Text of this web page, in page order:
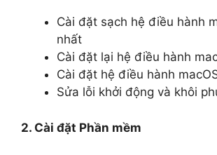
Cài đặt sạch hệ điều hành
nhất
Cài đặt lại hệ điều hành
Cài đặt hệ điều hành
Sửa lỗi khởi động và khôi
2. Cài đặt Phần mềm